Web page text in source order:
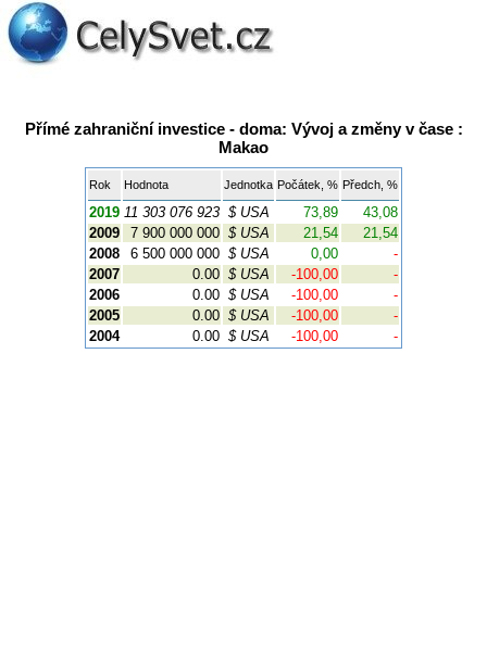
Přímé zahraniční investice - doma: Vývoj a změny v čase :
Makao
Rok Hodnota Jednotka Počátek, % Předch, %
2019 11 303 076 923 $ USA 73,89
43,08
2009
7 900 000 000 $ USA 21,54
21,54
2008
6 500 000 000 $ USA 0,00
-
2007
0.00 $ USA -100,00
-
2006
0.00 $ USA -100,00
-
2005
0.00 $ USA -100,00
-
2004
0.00 $ USA -100,00 -